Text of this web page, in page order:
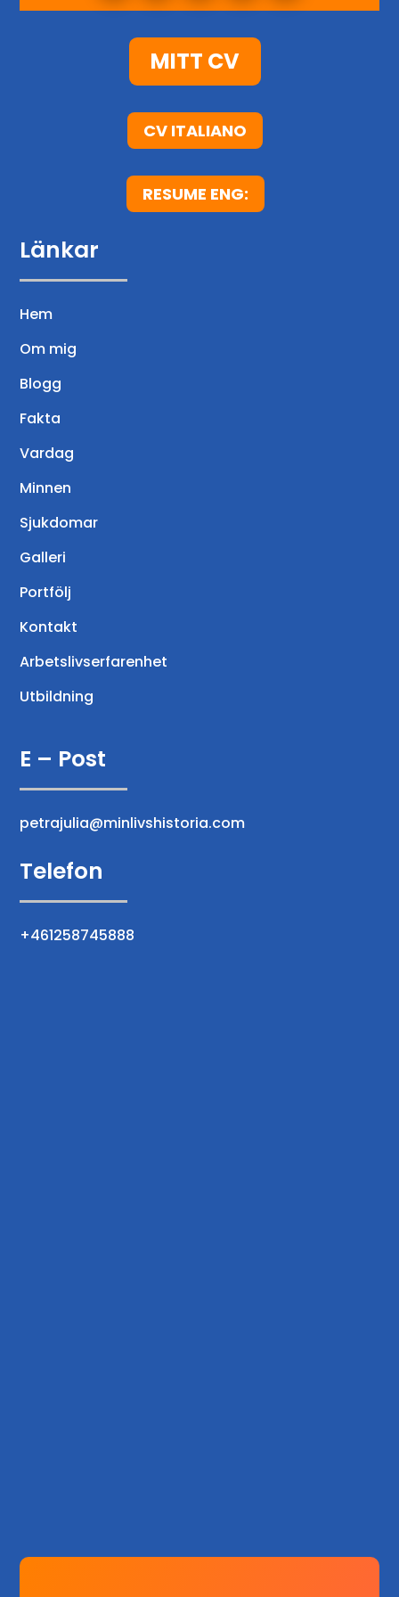
p
MITT CV
CV ITALIANO
RESUME ENG:
Länkar
Hem
Om mig
Blogg
Fakta
Vardag
Minnen
Sjukdomar
Galleri
Portfölj
Kontakt
Arbetslivserfarenhet
Utbildning
E – Post
petrajulia@minlivshistoria.com
Telefon
+461258745888